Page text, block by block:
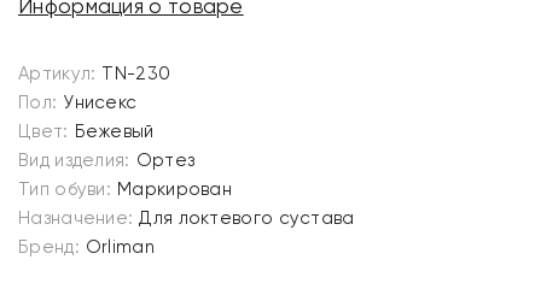
Информация о товаре
Артикул: TN-230
Пол: Унисекс
Цвет: Бежевый
Вид изделия: Ортез
Тип обуви: Маркирован
Назначение: Для локтевого сустава
Бренд: Orliman